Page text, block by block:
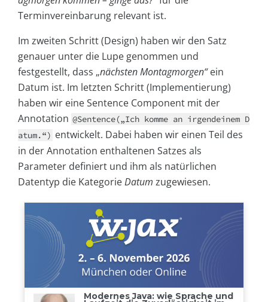
Terminvereinbarung relevant ist.
Im zweiten Schritt (Design) haben wir den Satz
genauer unter die Lupe genommen und
festgestellt, dass „nächsten Montagmorgen“ein
Datum ist. Im letzten Schritt (Implementierung)
haben wir eine Sentence Component mit der
Annotation @Sentence(„Ich komme an irgendeinem D
atum.“) entwickelt. Dabei haben wir einen Teil des
in der Annotation enthaltenen Satzes als
Parameter definiert und ihm als natürlichen
Datentyp die KategorieDatum zugewiesen.